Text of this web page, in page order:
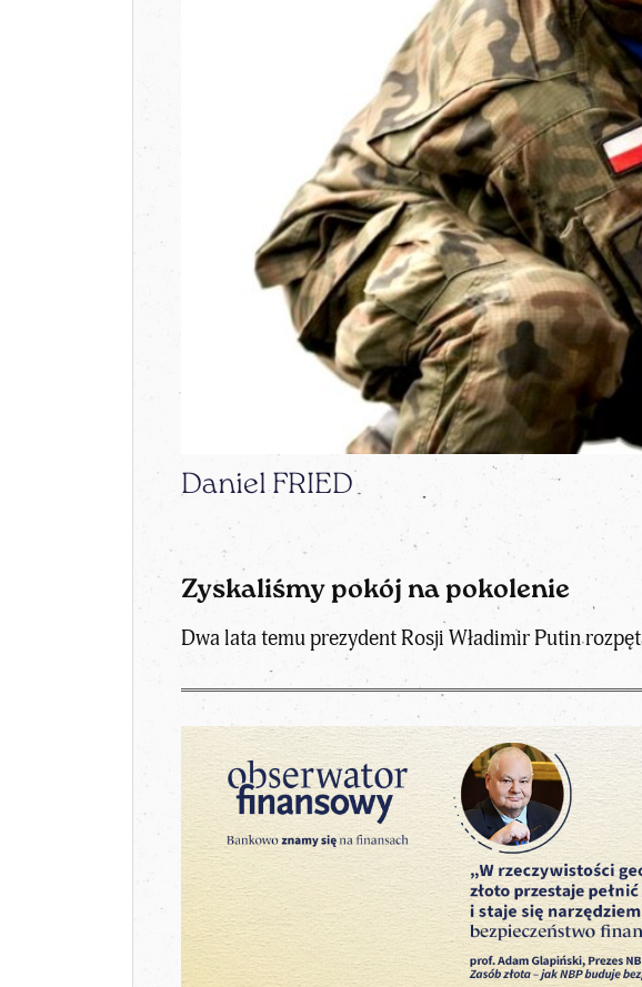
Daniel FRIED
Zyskaliśmy pokój na pokolenie
Dwa lata temu prezydent Rosji Władimir Putin